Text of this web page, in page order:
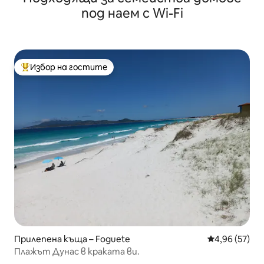
кабели
под наем с Wi-Fi
Най-популярен избор на гостите
Избор на гостите
Прилепена къща – Foguete Средна
4,96 (57)
Плажът Дунас в краката ви.